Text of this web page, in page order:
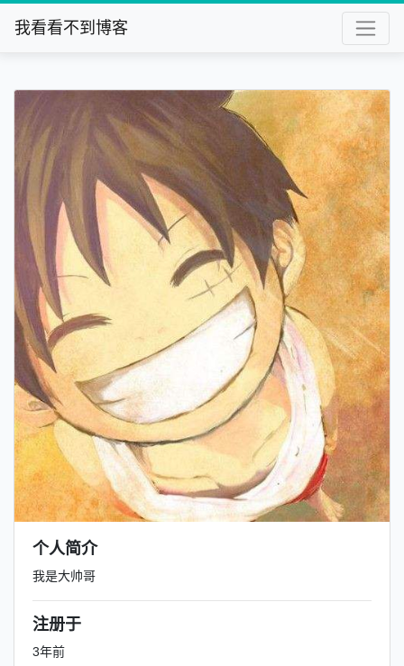
我看看不到博客
个人简介
我是大帅哥
注册于
3年前